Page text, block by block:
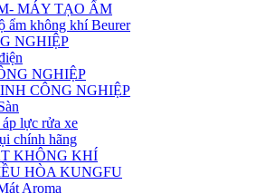
MÁY TẠO ẨM
ẩm không khí Beurer
NGHIỆP
NGHIỆP
CÔNG NGHIỆP
lực rửa xe
chính hãng
KHÔNG KHÍ
HÒA KUNGFU
Aroma